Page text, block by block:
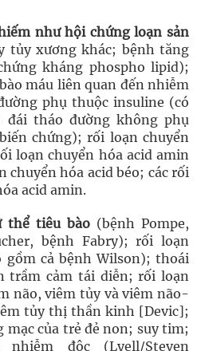
như hội chứng loạn sản
tủy xương khác; bệnh tăng
kháng phospho lipid);
máu liên quan đến nhiễm
phụ thuộc insuline (có
đái tháo đường không phụ
chứng); rối loạn chuyển
loạn chuyển hóa acid amin
chuyển hóa acid béo; các rối
acid amin.
thể tiêu bào (bệnh Pompe,
bệnh Fabry); rối loạn
gồm cả bệnh Wilson); thoái
trầm cảm tái diễn; rối loạn
não, viêm tủy và viêm não-
tủy thị thần kinh [Devic];
mạc của trẻ đẻ non; suy tim;
độc (Lyell/Steven